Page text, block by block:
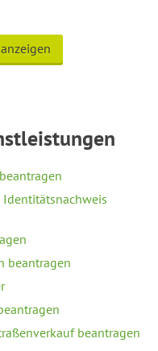
beantragen
beantragen